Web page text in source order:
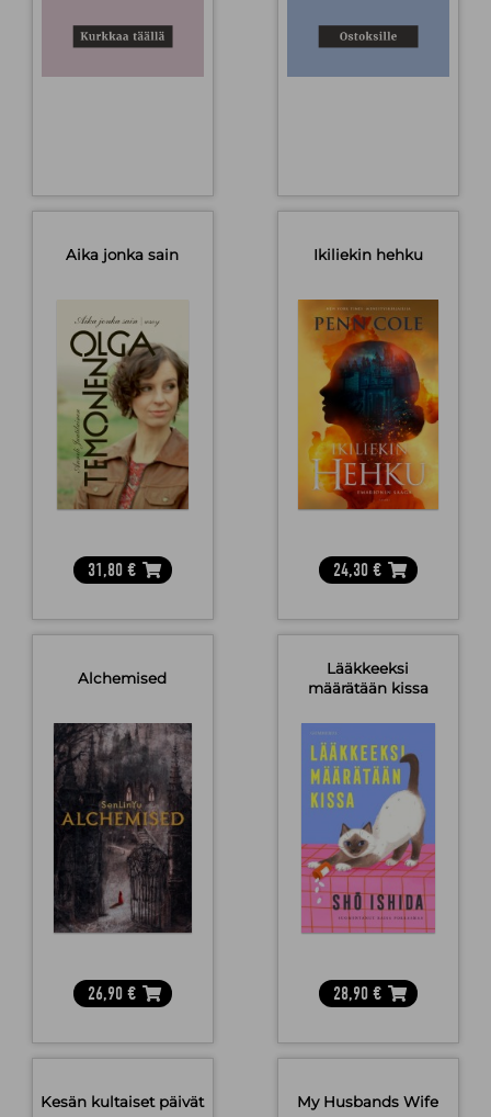
Aika jonka sain
€
31,80
Ikiliekin hehku
€
24,30
Alchemised
€
26,90
Lääkkeeksi
määrätään kissa
€
28,90
Kesän kultaiset päivät My Husbands Wife